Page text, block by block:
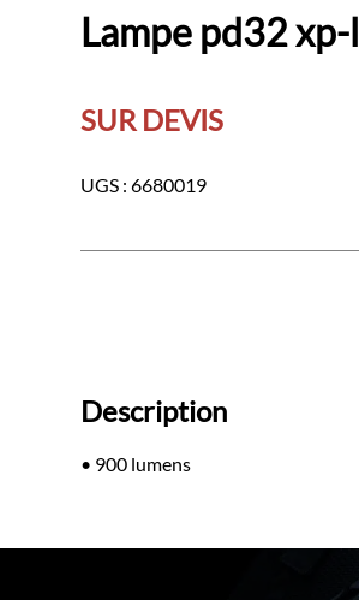
Lampe pd32 xp-l
SUR DEVIS
UGS :6680019
Description
• 900 lumens